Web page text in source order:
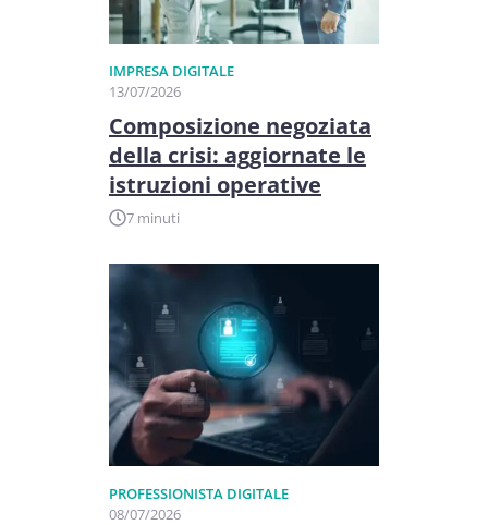
IMPRESA DIGITALE
13/07/2026
Composizione negoziata
della crisi: aggiornate le
istruzioni operative
7 minuti
PROFESSIONISTA DIGITALE
08/07/2026